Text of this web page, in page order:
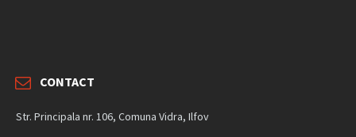
CONTACT
Str. Principala nr. 106, Comuna Vidra, Ilfov